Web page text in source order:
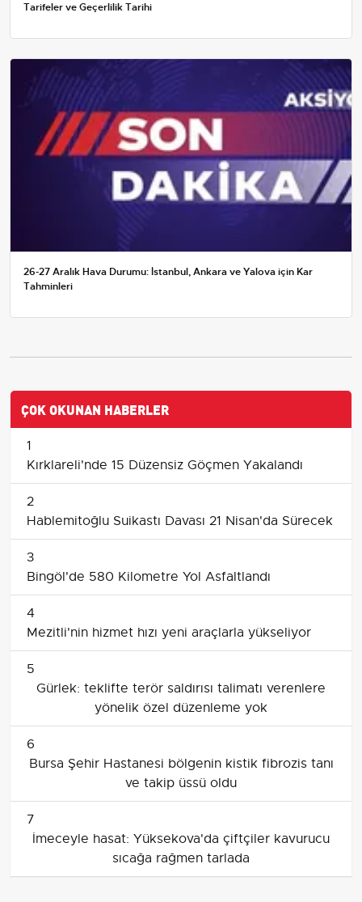
Tarifeler ve Geçerlilik Tarihi
26-27 Aralık Hava Durumu: İstanbul, Ankara ve Yalova için Kar
Tahminleri
ÇOK OKUNAN HABERLER
1
Kırklareli'nde 15 Düzensiz Göçmen Yakalandı
2
Hablemitoğlu Suikastı Davası 21 Nisan'da Sürecek
3
Bingöl'de 580 Kilometre Yol Asfaltlandı
4
Mezitli'nin hizmet hızı yeni araçlarla yükseliyor
5
Gürlek: teklifte terör saldırısı talimatı verenlere
yönelik özel düzenleme yok
6
Bursa Şehir Hastanesi bölgenin kistik fibrozis tanı
ve takip üssü oldu
7
İmeceyle hasat: Yüksekova'da çiftçiler kavurucu
sıcağa rağmen tarlada